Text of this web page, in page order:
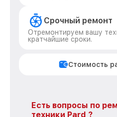
Срочный ремонт
Отремонтируем вашу
кратчайшие сроки.
Стоимость
Есть вопросы по
техники Pard ?